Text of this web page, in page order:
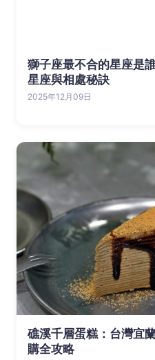
獅子座最不合的星座是
星座與相處秘訣
2025年12月09日
礁溪千層蛋糕：台灣宜
購全攻略